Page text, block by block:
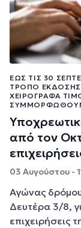
ΈΩΣ ΤΙΣ 30
ΤΡΌΠΟ ΈΚΔΟΣΗΣ
ΧΕΙΡΌΓΡΑΦΑ
από τον
03 Αυγούστου -
Αγώνας
Δευτέρα 3/8,
επιχειρήσεις